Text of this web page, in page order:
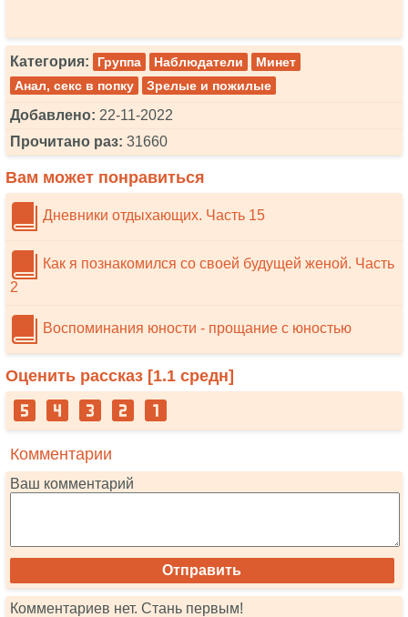
Категория: Группа Наблюдатели
Минет
Анал, секс в попку
Зрелые и пожилые
Добавлено: 22-11-2022
Прочитано раз: 31660
Вам может понравиться
Дневники отдыхающих. Часть 15
Как я познакомился со своей будущей женой. Часть
2
Воспоминания юности - прощание с юностью
Оценить рассказ [1.1 средн]
Комментарии
Ваш комментарий
Комментариев нет. Стань первым!